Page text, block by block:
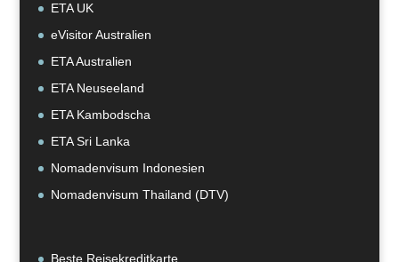
ETA UK
eVisitor Australien
ETA Australien
ETA Neuseeland
ETA Kambodscha
ETA Sri Lanka
Nomadenvisum Indonesien
Nomadenvisum Thailand (DTV)
Beste Reisekreditkarte